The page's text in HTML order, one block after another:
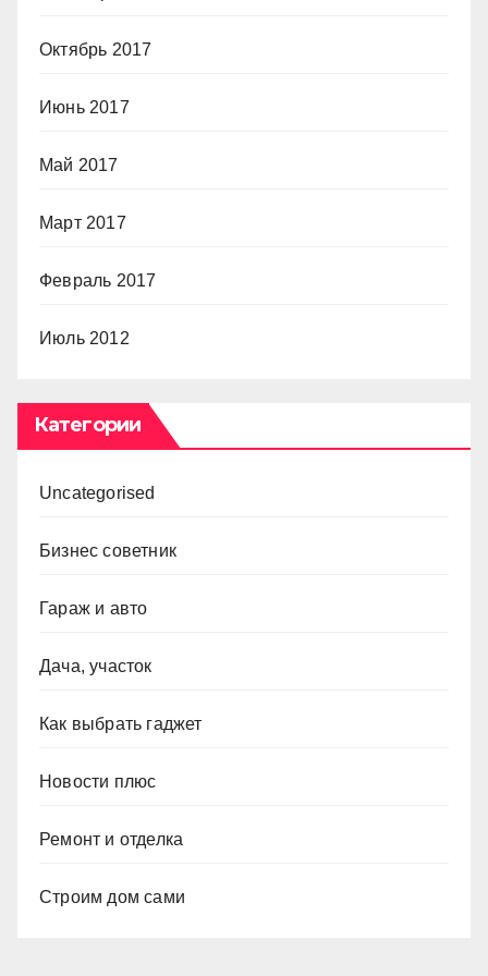
Октябрь 2017
Июнь 2017
Май 2017
Март 2017
Февраль 2017
Июль 2012
Категории
Uncategorised
Бизнес советник
Гараж и авто
Дача, участок
Как выбрать гаджет
Новости плюс
Ремонт и отделка
Строим дом сами